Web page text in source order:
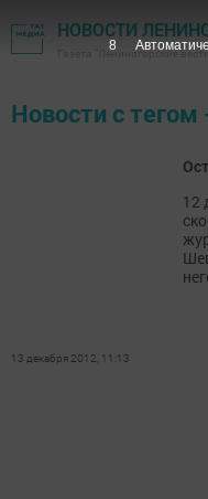
НОВОСТИ
Газета "Лениногорские
Новости с
12
13 декабря 2012, 11:13
8